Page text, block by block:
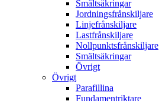
Smältsäkringar
Jordningsfrånskiljare
Linjefrånskiljare
Lastfrånskiljare
Nollpunktsfrånskiljare
Smältsäkringar
Övrigt
Övrigt
Parafillina
Fundamentriktare